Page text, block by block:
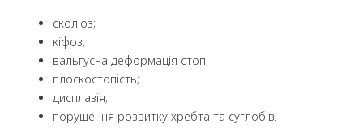
сколіоз;
кіфоз;
вальгусна деформація стоп;
плоскостопість;
дисплазія;
порушення розвитку хребта та суглобів.